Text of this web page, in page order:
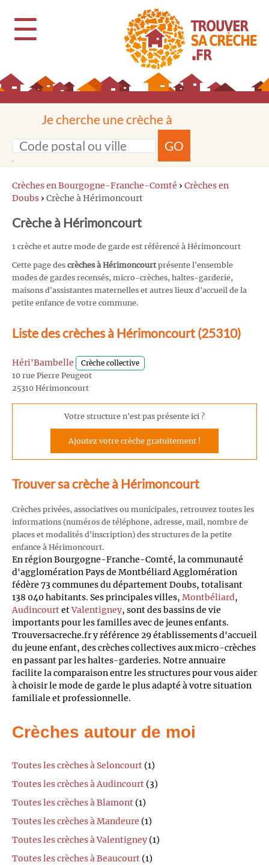
☰
Je cherche une crèche à
GO
Crèches en Bourgogne-Franche-Comté › Crèches en
Doubs › Crèche à Hérimoncourt
Crèche à Hérimoncourt
1 crèche et autre mode de garde est référencé à Hérimoncourt
Cette page des crèches à Hérimoncourtprésente l'ensemble
modes de gardes recensés, micro-crèches, haltes-garderie,
maisons d'assistantes maternelles et autres lieux d'accueil de la
petite enfance de votre commune.
Liste des crèches à Hérimoncourt (25310)
Héri'Bambelle Crèche collective
10 rue Pierre Peugeot
25310 Hérimoncourt
Votre structure n'est pas présente ici ?
Ajoutez votre crèche gratuitement !
Trouver sa crèche à Hérimoncourt
Crèches privées, associatives ou municipales, retrouvez toutes les
informations (numéros de téléphone, adresse, mail, nombre de
places et modalités d'inscription) des structures de la petite
enfance à Hérimoncourt.
En région Bourgogne-Franche-Comté, la communauté
d'agglomération Pays de Montbéliard Agglomération
fédère 73 communes du département Doubs, totalisant
138 040 habitants. Ses principales villes, Montbéliard,
AudincourtetValentigney, sont des bassins de vie
importants pour les familles avec de jeunes enfants.
Trouversacreche.fr y référence 29 établissements d'accueil
du jeune enfant, des crèches collectives aux micro-crèches
en passant par les haltes-garderies. Notre annuaire
facilite la comparaison entre les structures pour vous aider
à choisir le mode de garde le plus adapté à votre situation
familiale et professionnelle.
Crèches autour de moi
Toutes les crèches à Seloncourt (1)
Toutes les crèches à Audincourt (3)
Toutes les crèches à Blamont (1)
Toutes les crèches à Mandeure (1)
Toutes les crèches à Valentigney (1)
Toutes les crèches à Beaucourt (1)